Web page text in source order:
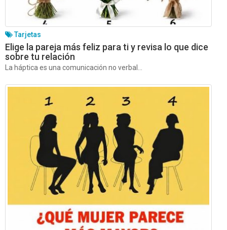
Tarjetas
Elige la pareja más feliz para ti y revisa lo que dice
sobre tu relación
La háptica es una comunicación no verbal...